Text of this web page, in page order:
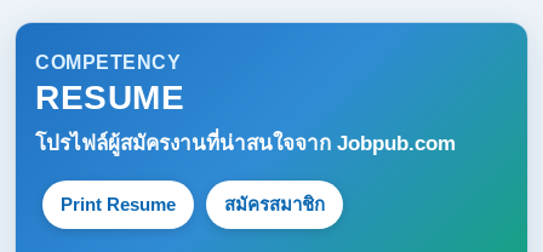
COMPETENCY
RESUME
โปรไฟล์ผู้สมัครงานที่น่าสนใจจาก Jobpub.com
Print Resume สมัครสมาชิก